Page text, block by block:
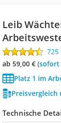
Leib
725
ab 59,00 €(
Platz 1 im
Preisvergleich
Technische